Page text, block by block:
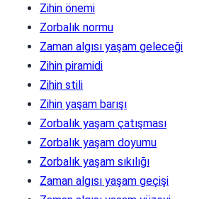
Zihin önemi
Zorbalık normu
Zaman algısı yaşam geleceği
Zihin piramidi
Zihin stili
Zihin yaşam barışı
Zorbalık yaşam çatışması
Zorbalık yaşam doyumu
Zorbalık yaşam sıkılığı
Zaman algısı yaşam geçişi